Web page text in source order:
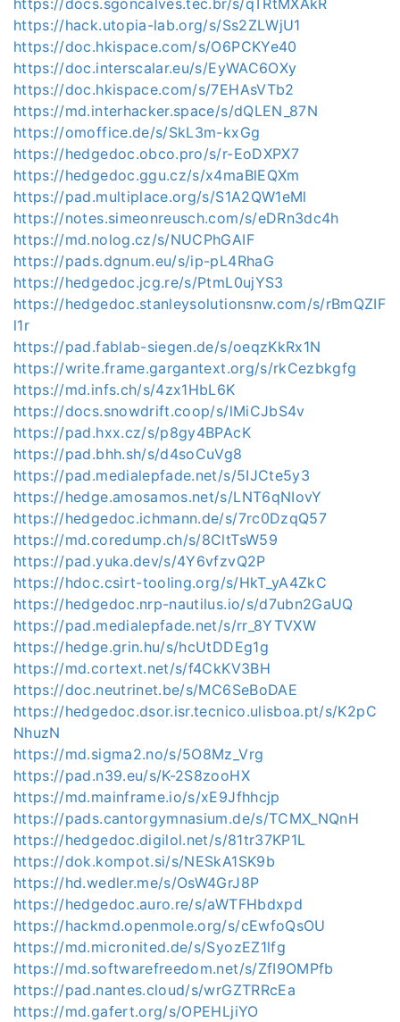
https://hack.utopia-lab.org/s/Ss2ZLWjU1
https://doc.hkispace.com/s/O6PCKYe40
https://doc.interscalar.eu/s/EyWAC6OXy
https://doc.hkispace.com/s/7EHAsVTb2
https://md.interhacker.space/s/dQLEN_87N
https://omoffice.de/s/SkL3m-kxGg
https://hedgedoc.obco.pro/s/r-EoDXPX7
https://hedgedoc.ggu.cz/s/x4maBlEQXm
https://pad.multiplace.org/s/S1A2QW1eMl
https://notes.simeonreusch.com/s/eDRn3dc4h
https://md.nolog.cz/s/NUCPhGAIF
https://pads.dgnum.eu/s/ip-pL4RhaG
https://hedgedoc.jcg.re/s/PtmL0ujYS3
https://hedgedoc.stanleysolutionsnw.com/s/rBmQZIF
l1r
https://pad.fablab-siegen.de/s/oeqzKkRx1N
https://write.frame.gargantext.org/s/rkCezbkgfg
https://md.infs.ch/s/4zx1HbL6K
https://docs.snowdrift.coop/s/lMiCJbS4v
https://pad.hxx.cz/s/p8gy4BPAcK
https://pad.bhh.sh/s/d4soCuVg8
https://pad.medialepfade.net/s/5IJCte5y3
https://hedge.amosamos.net/s/LNT6qNIovY
https://hedgedoc.ichmann.de/s/7rc0DzqQ57
https://md.coredump.ch/s/8CltTsW59
https://pad.yuka.dev/s/4Y6vfzvQ2P
https://hdoc.csirt-tooling.org/s/HkT_yA4ZkC
https://hedgedoc.nrp-nautilus.io/s/d7ubn2GaUQ
https://pad.medialepfade.net/s/rr_8YTVXW
https://hedge.grin.hu/s/hcUtDDEg1g
https://md.cortext.net/s/f4CkKV3BH
https://doc.neutrinet.be/s/MC6SeBoDAE
https://hedgedoc.dsor.isr.tecnico.ulisboa.pt/s/K2pC
NhuzN
https://md.sigma2.no/s/5O8Mz_Vrg
https://pad.n39.eu/s/K-2S8zooHX
https://md.mainframe.io/s/xE9Jfhhcjp
https://pads.cantorgymnasium.de/s/TCMX_NQnH
https://hedgedoc.digilol.net/s/81tr37KP1L
https://dok.kompot.si/s/NESkA1SK9b
https://hd.wedler.me/s/OsW4GrJ8P
https://hedgedoc.auro.re/s/aWTFHbdxpd
https://hackmd.openmole.org/s/cEwfoQsOU
https://md.micronited.de/s/SyozEZ1lfg
https://md.softwarefreedom.net/s/ZfI9OMPfb
https://pad.nantes.cloud/s/wrGZTRRcEa
https://md.gafert.org/s/OPEHLjiYO